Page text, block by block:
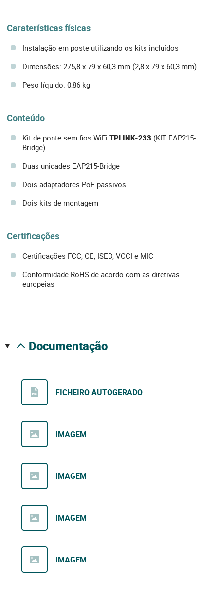
Caraterísticas físicas
Instalação em poste utilizando os kits incluídos
Dimensões: 275,8 x 79 x 60,3 mm (2,8 x 79 x 60,3 mm)
Peso líquido: 0,86 kg
Conteúdo
Kit de ponte sem fios WiFi TPLINK-233 (KIT EAP215-
Bridge)
Duas unidades EAP215-Bridge
Dois adaptadores PoE passivos
Dois kits de montagem
Certificações
Certificações FCC, CE, ISED, VCCI e MIC
Conformidade RoHS de acordo com as diretivas
europeias
documentação
FICHEIRO AUTOGERADO
IMAGEM
IMAGEM
IMAGEM
IMAGEM